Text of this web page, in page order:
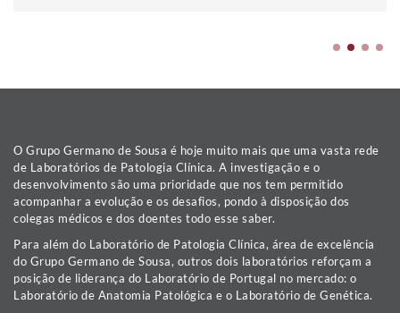
O Grupo Germano de Sousa é hoje muito mais que uma vasta rede
de Laboratórios de Patologia Clínica. A investigação e o
desenvolvimento são uma prioridade que nos tem permitido
acompanhar a evolução e os desafios, pondo à disposição dos
colegas médicos e dos doentes todo esse saber.
Para além do Laboratório de Patologia Clínica, área de excelência
do Grupo Germano de Sousa, outros dois laboratórios reforçam a
posição de liderança do Laboratório de Portugal no mercado: o
Laboratório de Anatomia Patológica e o Laboratório de Genética.